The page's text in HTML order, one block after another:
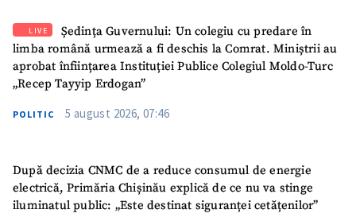
LIVE
Ședința Guvernului: Un colegiu cu predare în
limba română urmează a fi deschis la Comrat. Miniștrii au
aprobat înființarea Instituției Publice Colegiul Moldo-Turc
„Recep Tayyip Erdogan”
POLITIC 5 august 2026, 07:46
După decizia CNMC de a reduce consumul de energie
electrică, Primăria Chișinău explică de ce nu va stinge
iluminatul public: „Este destinat siguranței cetățenilor”